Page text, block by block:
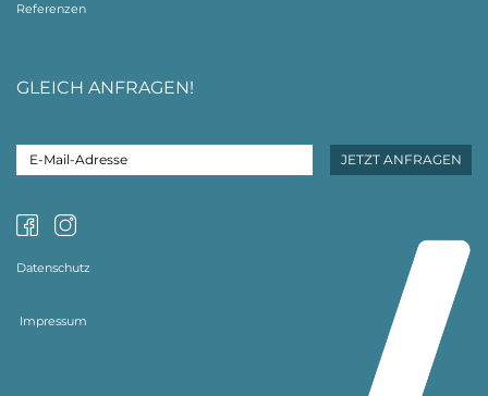
Referenzen
GLEICH ANFRAGEN!
Datenschutz
Impressum